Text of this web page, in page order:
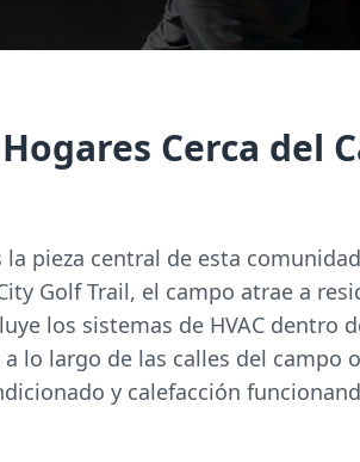
Cerca del
pieza central de esta
Golf Trail, el campo atrae a
los sistemas de HVAC dentro
lo largo de las calles del campo
y calefacción